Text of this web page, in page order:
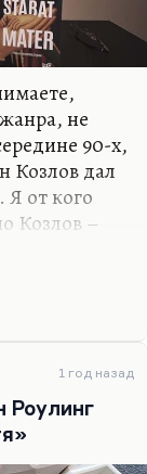
не
90-х,
Козлов дал
Я от кого
Козлов –
он автор
открыл их
что это
вот Козлов
1 год назад
Роулинг